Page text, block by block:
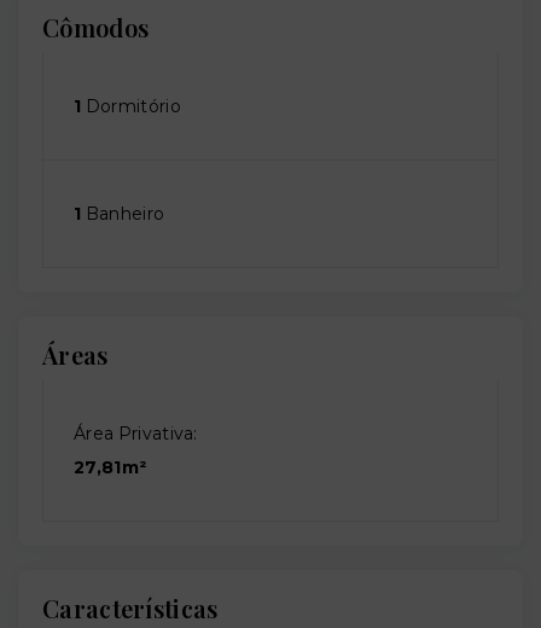
Cômodos
1 Dormitório
1 Banheiro
Áreas
Área Privativa:
27,81m²
Características